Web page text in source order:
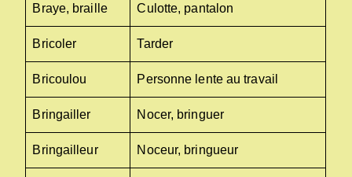
Braye, braille Culotte, pantalon
Bricoler Tarder
Bricoulou Personne lente au travail
Bringailler Nocer, bringuer
Bringailleur Noceur, bringueur